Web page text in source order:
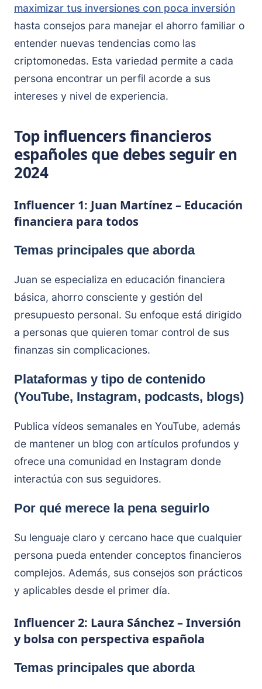
maximizar tus inversiones con poca inversión
hasta consejos para manejar el ahorro familiar o
entender nuevas tendencias como las
criptomonedas. Esta variedad permite a cada
persona encontrar un perfil acorde a sus
intereses y nivel de experiencia.
Top influencers financieros
españoles que debes seguir en
2024
Influencer 1: Juan Martínez – Educación
financiera para todos
Temas principales que aborda
Juan se especializa en educación financiera
básica, ahorro consciente y gestión del
presupuesto personal. Su enfoque está dirigido
a personas que quieren tomar control de sus
finanzas sin complicaciones.
Plataformas y tipo de contenido
(YouTube, Instagram, podcasts, blogs)
Publica vídeos semanales en YouTube, además
de mantener un blog con artículos profundos y
ofrece una comunidad en Instagram donde
interactúa con sus seguidores.
Por qué merece la pena seguirlo
Su lenguaje claro y cercano hace que cualquier
persona pueda entender conceptos financieros
complejos. Además, sus consejos son prácticos
y aplicables desde el primer día.
Influencer 2: Laura Sánchez – Inversión
y bolsa con perspectiva española
Temas principales que aborda